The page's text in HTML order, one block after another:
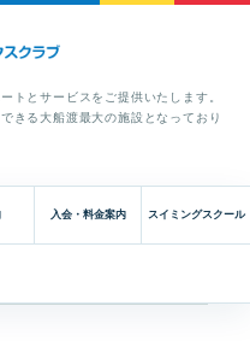
トとサービスをご提供いたします。
きる大船渡最大の施設となっており
入会・料金案内 スイミングスクール